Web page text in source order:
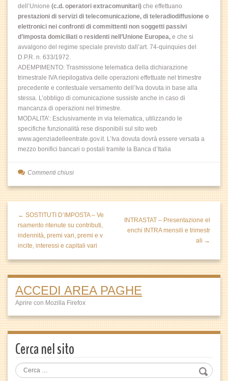
dell’Unione (c.d. operatori extracomunitari) che effettuano
prestazioni di servizi di telecomunicazione, di teleradiodiffusione o
elettronici nei confronti di committenti non soggetti passivi
d’imposta domiciliati o residenti nell’Unione Europea, e che si
avvalgono del regime speciale previsto dall’art. 74-quinquies del
D.P.R. n. 633/1972.
ADEMPIMENTO: Trasmissione telematica della dichiarazione
trimestrale IVA riepilogativa delle operazioni effettuate nel trimestre
precedente e contestuale versamento dell’Iva dovuta in base alla
stessa. L’obbligo di comunicazione sussiste anche in caso di
mancanza di operazioni nel trimestre.
MODALITA’: Esclusivamente in via telematica, utilizzando le
specifiche funzionalità rese disponibili sul sito web
www.agenziadelleentrate.gov.it. L’Iva dovuta dovrà essere versata a
mezzo bonifici bancari o postali tramite la Banca d’Italia
Commenti chiusi
← SOSTITUTI D’IMPOSTA – Ve
rsamento ritenute su contributi,
indennità, premi vari, premi e v
incite, interessi e capitali vari
INTRASTAT – Presentazione el
enchi INTRA mensili e trimestr
ali →
ACCEDI AREA PAGHE
Aprire con Mozilla Firefox
Cerca nel sito